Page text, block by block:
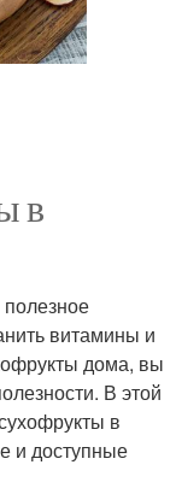
в
витамины и
дома, вы
В этой
в
и доступные